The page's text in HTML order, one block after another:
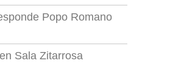
Popo Romano
Sala Zitarrosa